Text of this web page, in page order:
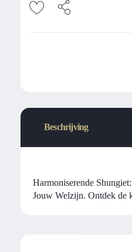
Beschrijving
Harmoniserende
Jouw Welzijn. Ontdek de